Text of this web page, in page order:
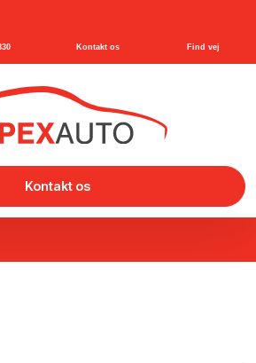
Kontakt os
Kontakt os Find vej